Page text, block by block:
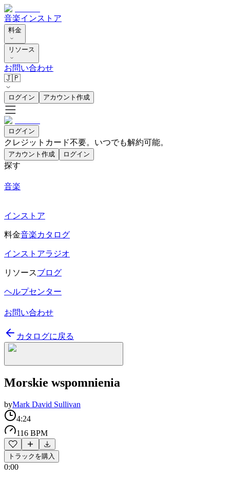
音楽インストア
料金
リソース
お問い合わせ
🇯🇵
ログイン アカウント作成
ログイン
クレジットカード不要。いつでも解約可能。
アカウント作成 ログイン
探す
音楽
インストア
料金音楽カタログ
インストアラジオ
リソースブログ
ヘルプセンター
お問い合わせ
カタログに戻る
Morskie wspomnienia
byMark David Sullivan
4:24
116 BPM
トラックを購入
0:00